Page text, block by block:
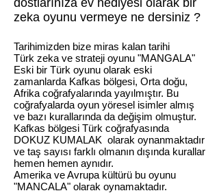
dostlarınıza ev hediyesi olarak bir
zeka oyunu vermeye ne dersiniz ?
Tarihimizden bize miras kalan tarihi
Türk zeka ve strateji oyunu "MANGALA"
Eski bir Türk oyunu olarak eski
zamanlarda Kafkas bölgesi, Orta doğu,
Afrika coğrafyalarında yayılmıştır. Bu
coğrafyalarda oyun yöresel isimler almış
ve bazı kurallarında da değişim olmuştur.
Kafkas bölgesi Türk coğrafyasında
DOKUZ KUMALAK olarak oynanmaktadır
ve taş sayısı farklı olmanın dışında kurallar
hemen hemen aynıdır.
Amerika ve Avrupa kültürü bu oyunu
"MANCALA" olarak oynamaktadır.